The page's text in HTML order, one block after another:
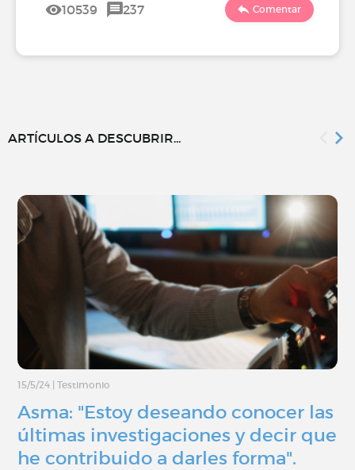
10539 237 Comentar
ARTÍCULOS A DESCUBRIR...
15/5/24 | Testimonio
Asma: "Estoy deseando conocer las
últimas investigaciones y decir que
he contribuido a darles forma".